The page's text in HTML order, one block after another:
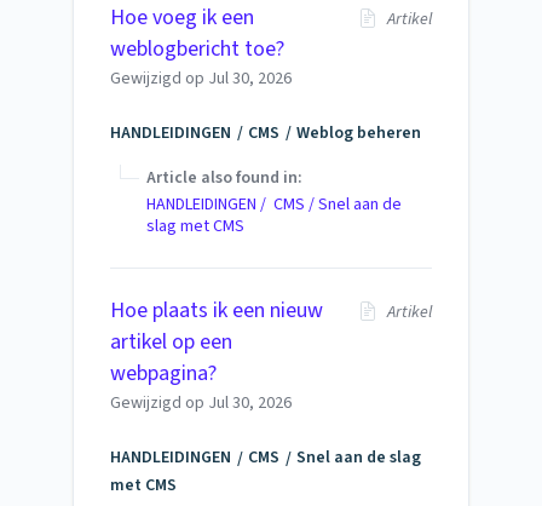
Hoe voeg ik een
weblogbericht toe?
Artikel
Gewijzigd op Jul 30, 2026
HANDLEIDINGEN CMS
Weblog beheren
Article also found in:
HANDLEIDINGEN / CMS / Snel aan de
slag met CMS
Hoe plaats ik een nieuw
artikel op een
webpagina?
Artikel
Gewijzigd op Jul 30, 2026
HANDLEIDINGEN CMS
Snel aan de slag
met CMS